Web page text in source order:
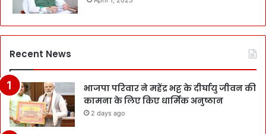
Recent News
भाजपा परिवार ने महेंद्र भट्ट के दीर्घायु जीवन की
कामना के लिए किए धार्मिक अनुष्ठान
2 days ago